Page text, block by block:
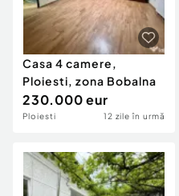
Casa 4 camere,
Ploiesti, zona Bobalna
230.000 eur
Ploiesti 12 zile în urmă